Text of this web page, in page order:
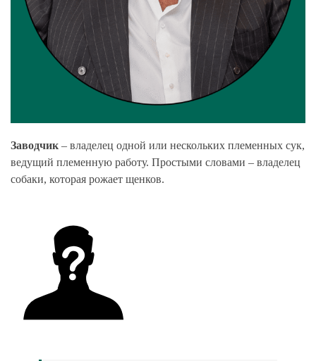
Заводчик– владелец одной или нескольких племенных сук,
ведущий племенную работу. Простыми словами – владелец
собаки, которая рожает щенков.